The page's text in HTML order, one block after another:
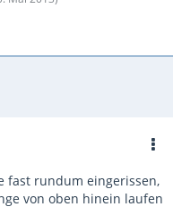
fast rundum eingerissen,
von oben hinein laufen